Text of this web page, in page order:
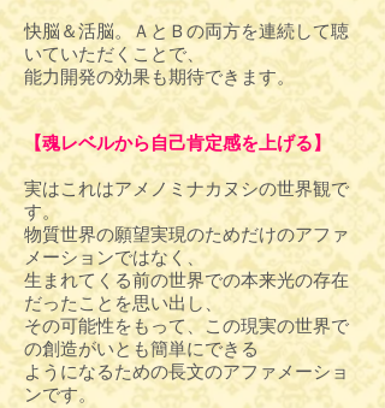
快脳＆活脳。ＡとＢの両方を連続して聴
いていただくことで、
能力開発の効果も期待できます。
【魂レベルから自己肯定感を上げる】
実はこれはアメノミナカヌシの世界観で
す。
物質世界の願望実現のためだけのアファ
メーションではなく、
生まれてくる前の世界での本来光の存在
だったことを思い出し、
その可能性をもって、この現実の世界で
の創造がいとも簡単にできる
ようになるための長文のアファメーショ
ンです。